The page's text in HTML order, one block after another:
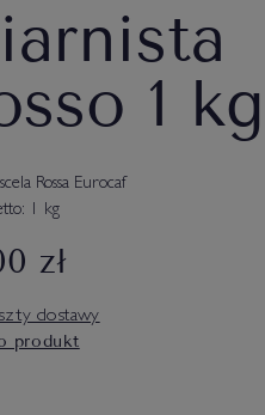
1 kg
Rossa Eurocaf
1 kg
zł
dostawy
produkt